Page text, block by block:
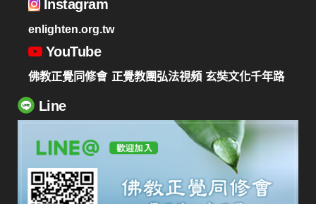
Instagram
enlighten.org.tw
YouTube
佛教正覺同修會 正覺教團弘法視頻 玄奘文化千年路
Line